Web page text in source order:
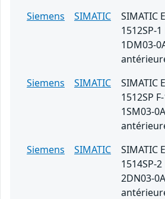
Siemens
SIMATIC
SIMATIC
1512SP-
1DM03-
Siemens
SIMATIC
SIMATIC
1512SP
1SM03-
Siemens
SIMATIC
SIMATIC
1514SP-
2DN03-